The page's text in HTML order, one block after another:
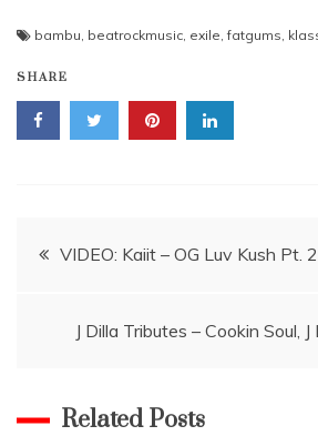
bambu beatrockmusic exile ,fatgums
SHARE
Navigace
VIDEO: Kaiit – OG Luv Kush Pt. 2
J Dilla Tributes – Cookin Soul,
Related Posts